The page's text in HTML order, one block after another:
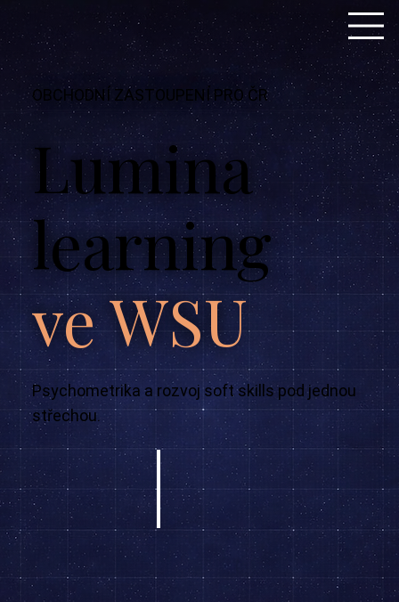
OBCHODNÍ ZASTOUPENÍ PRO ČR
Lumina
learning
ve WSU
Psychometrika a rozvoj soft skills pod jednou
střechou.